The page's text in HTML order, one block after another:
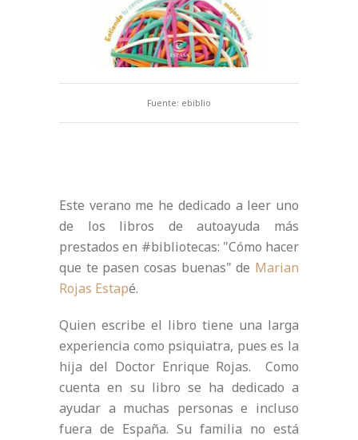
Fuente: ebiblio
Este verano me he dedicado a leer uno
de los libros de autoayuda más
prestados en #bibliotecas: "Cómo hacer
que te pasen cosas buenas" de Marian
Rojas Estapé.
Quien escribe el libro tiene una larga
experiencia como psiquiatra, pues es la
hija del Doctor Enrique Rojas. Como
cuenta en su libro se ha dedicado a
ayudar a muchas personas e incluso
fuera de España. Su familia no está